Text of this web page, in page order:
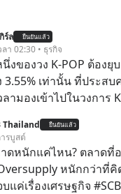
ร์ล ยืนยันแล้ว
า 02:30 • ธุรกิจ
งของวง K-POP ต้องยุ
3.55% เท่านั้น ที่ประสบ
ามองเข้าไปในวงการ
ยม และยอดขายอัลบัมถ
BTS, BLACKPINK หรือ
Thailand ยืนยันแล้ว
รบูสต์
ดหนักแค่ไหน? ตลาดที่
หนักกว่าที่
งเศรษฐกิจ #SCBEIC #อสังหา